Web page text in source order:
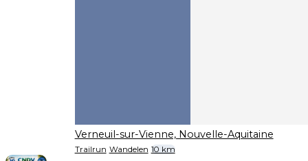
Verneuil-sur-Vienne, Nouvelle-Aquitaine
Trailrun Wandelen 10 km